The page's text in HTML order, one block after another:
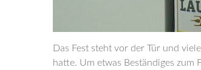
Das Fest steht vor der Tür und
hatte. Um etwas Beständiges